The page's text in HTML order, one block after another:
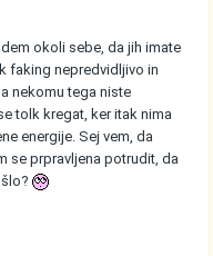
okoli sebe, da jih imate
faking nepredvidljivo in
nekomu tega niste
tolk kregat, ker itak nima
energije. Sej vem, da
se prpravljena potrudit, da
šlo?